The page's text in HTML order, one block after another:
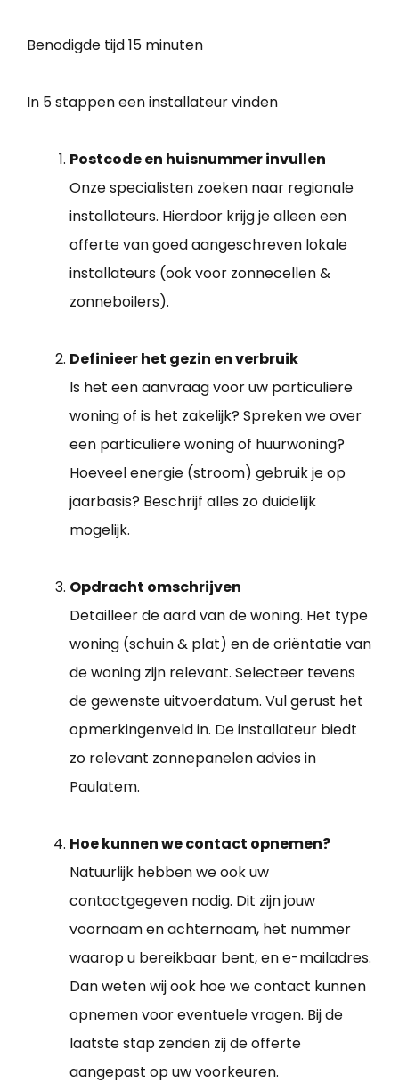
Benodigde tijd15 minuten
In 5 stappen een installateur vinden
Postcode en huisnummer invullen
Onze specialisten zoeken naar regionale
installateurs. Hierdoor krijg je alleen een
offerte van goed aangeschreven lokale
installateurs (ook voor zonnecellen &
zonneboilers).
Definieer het gezin en verbruik
Is het een aanvraag voor uw particuliere
woning of is het zakelijk? Spreken we over
een particuliere woning of huurwoning?
Hoeveel energie (stroom) gebruik je op
jaarbasis? Beschrijf alles zo duidelijk
mogelijk.
Opdracht omschrijven
Detailleer de aard van de woning. Het type
woning (schuin & plat) en de oriëntatie van
de woning zijn relevant. Selecteer tevens
de gewenste uitvoerdatum. Vul gerust het
opmerkingenveld in. De installateur biedt
zo relevant zonnepanelen advies in
Paulatem.
Hoe kunnen we contact opnemen?
Natuurlijk hebben we ook uw
contactgegeven nodig. Dit zijn jouw
voornaam en achternaam, het nummer
waarop u bereikbaar bent, en e-mailadres.
Dan weten wij ook hoe we contact kunnen
opnemen voor eventuele vragen. Bij de
laatste stap zenden zij de offerte
aangepast op uw voorkeuren.